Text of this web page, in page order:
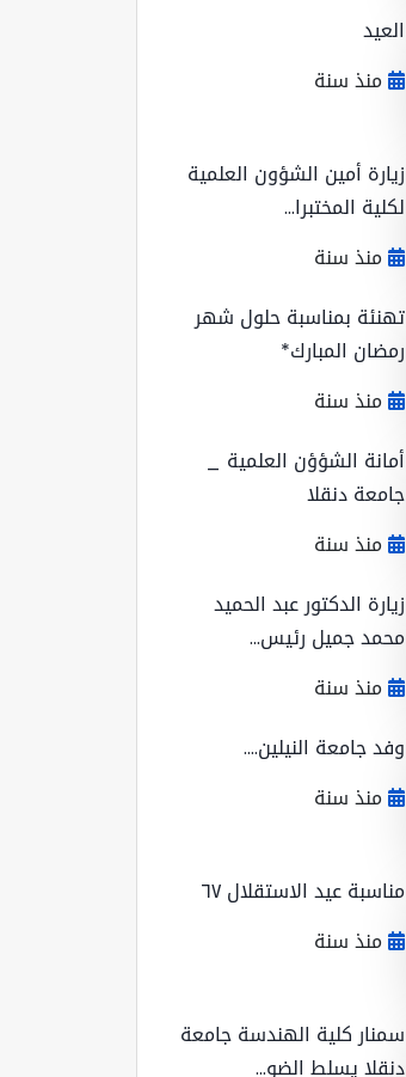
العيد
منذ سنة
زيارة أمين الشؤون العلمية
لكلية المختبرا...
منذ سنة
تهنئة بمناسبة حلول شهر
رمضان المبارك*
منذ سنة
أمانة الشؤؤن العلمية _
جامعة دنقلا
منذ سنة
زيارة الدكتور عبد الحميد
محمد جميل رئيس...
منذ سنة
وفد جامعة النيلين....
منذ سنة
مناسبة عيد الاستقلال ٦٧
منذ سنة
سمنار كلية الهندسة جامعة
دنقلا يسلط الضو...